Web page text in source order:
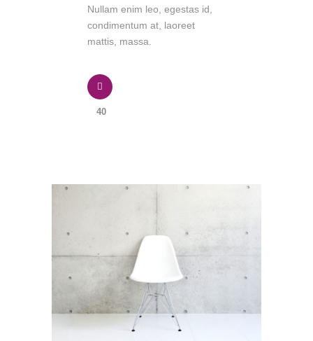
Nullam enim leo, egestas id,
condimentum at, laoreet
mattis, massa.
40